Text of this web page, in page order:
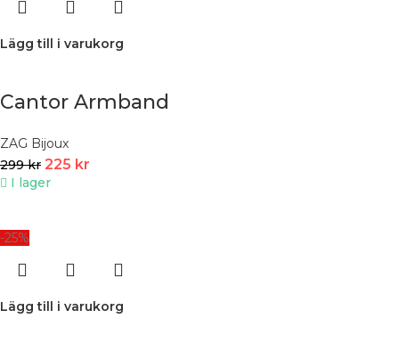
Lägg till i varukorg
Cantor Armband
ZAG Bijoux
299kr 225 kr
I lager
-25%
Lägg till i varukorg